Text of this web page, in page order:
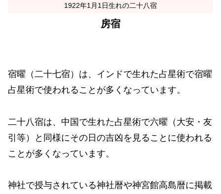
1922年1月1日生れの二十八宿
房宿
宿曜（二十七宿）は、インドで生れた占星術で宿曜
占星術で使われることが多くなっています。
二十八宿は、中国で生れた占星術で六曜（大安・友
引等）と同様にその日の吉凶を見ることに使われる
ことが多くなっています。
神社で授与されている神社暦や神宮館高島暦に掲載